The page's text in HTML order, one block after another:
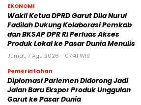
EKONOMI
Wakil Ketua DPRD Garut Dila Nurul
Fadilah Dukung Kolaborasi Pemkab
dan BKSAP DPR RI Perluas Akses
Produk Lokal ke Pasar Dunia Menulis
Jumat, 7 Agu 2026 - 07:41 WIB
Pemerintahan
Diplomasi Parlemen Didorong Jadi
Jalan Baru Ekspor Produk Unggulan
Garut ke Pasar Dunia